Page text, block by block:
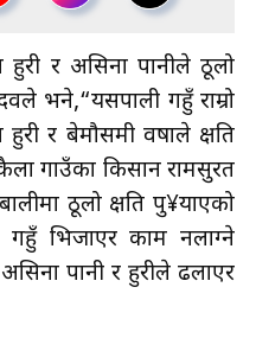
हुरी र असिना पानीले ठूलो
भने,“यसपाली गहुँ राम्रो
र बेमौसमी वर्षाले क्षति
गाउँका किसान रामसुरत
ठूलो क्षति पु¥याएको
भिजाएर काम नलाग्ने
पानी र हुरीले ढलाएर